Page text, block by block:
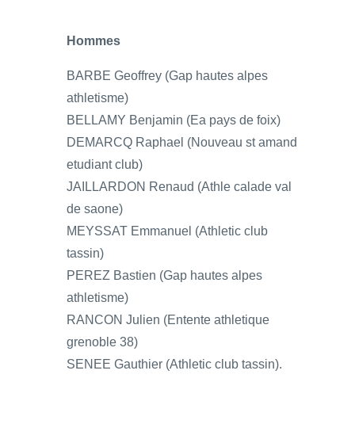
Hommes
BARBE Geoffrey (Gap hautes alpes
athletisme)
BELLAMY Benjamin (Ea pays de foix)
DEMARCQ Raphael (Nouveau st amand
etudiant club)
JAILLARDON Renaud (Athle calade val
de saone)
MEYSSAT Emmanuel (Athletic club
tassin)
PEREZ Bastien (Gap hautes alpes
athletisme)
RANCON Julien (Entente athletique
grenoble 38)
SENEE Gauthier (Athletic club tassin).